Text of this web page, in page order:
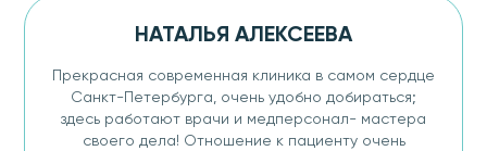
НАТАЛЬЯ АЛЕКСЕЕВА
Прекрасная современная клиника в самом сердце
Санкт-Петербурга, очень удобно добираться;
здесь работают врачи и медперсонал- мастера
своего дела! Отношение к пациенту очень